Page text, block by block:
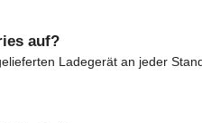
auf?
Ladegerät an jeder